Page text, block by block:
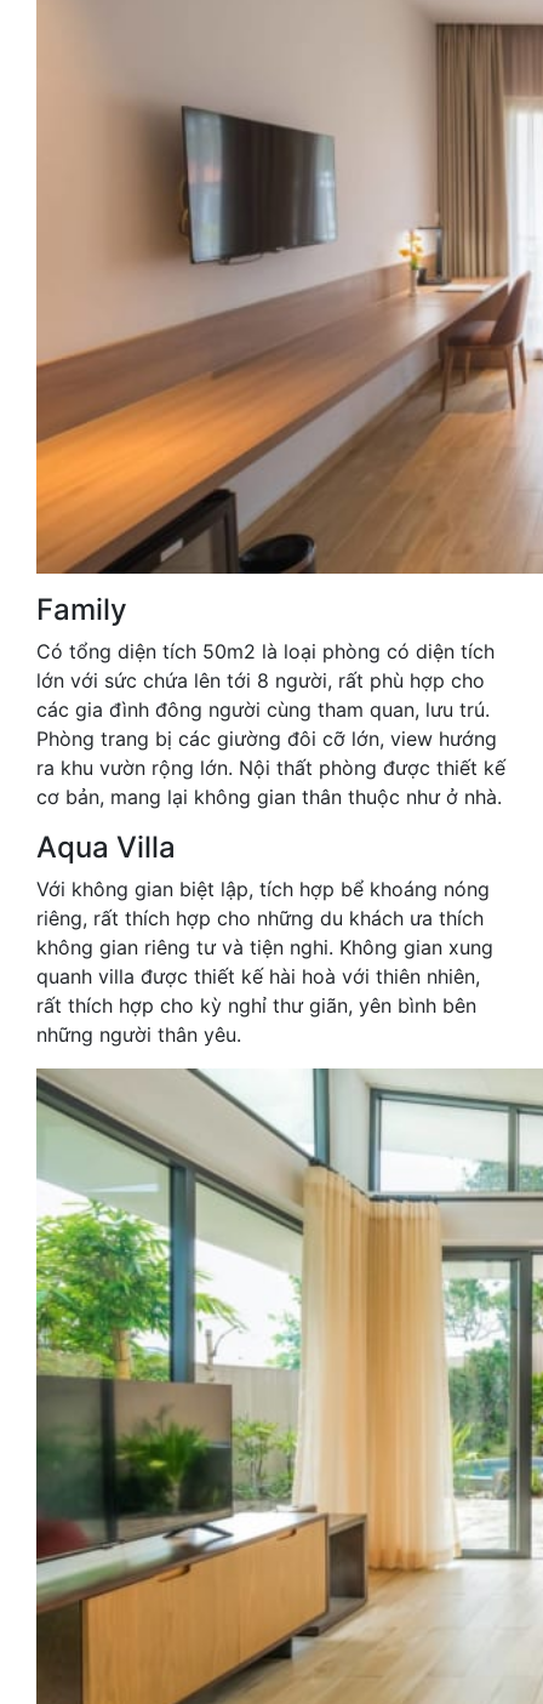
Family
Có tổng diện tích 50m2 là loại phòng có diện tích
lớn với sức chứa lên tới 8 người, rất phù hợp cho
các gia đình đông người cùng tham quan, lưu trú.
Phòng trang bị các giường đôi cỡ lớn, view hướng
ra khu vườn rộng lớn. Nội thất phòng được thiết kế
cơ bản, mang lại không gian thân thuộc như ở nhà.
Aqua Villa
Với không gian biệt lập, tích hợp bể khoáng nóng
riêng, rất thích hợp cho những du khách ưa thích
không gian riêng tư và tiện nghi. Không gian xung
quanh villa được thiết kế hài hoà với thiên nhiên,
rất thích hợp cho kỳ nghỉ thư giãn, yên bình bên
những người thân yêu.